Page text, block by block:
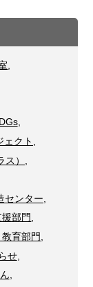
,
ェクト
）
センター
部門
育部門
せ,